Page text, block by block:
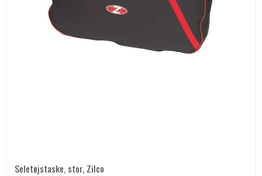
Seletøjstaske, stor, Zilco